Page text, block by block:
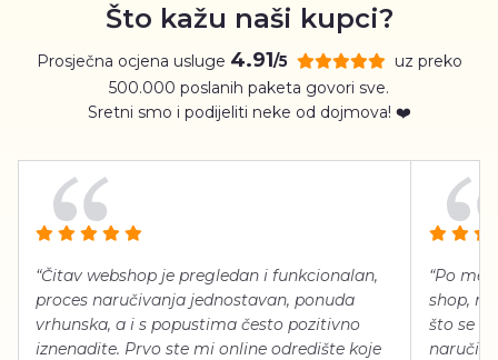
Što kažu naši kupci?
Prosječna ocjena usluge 4.91/5
uz preko
500.000 poslanih paketa govori sve.
Sretni smo i podijeliti neke od dojmova! ❤️
“Čitav webshop je pregledan i funkcionalan,
proces naručivanja jednostavan, ponuda
vrhunska, a i s popustima često pozitivno
iznenadite. Prvo ste mi online odredište koje
“Po
shop,
što se
naručiti,